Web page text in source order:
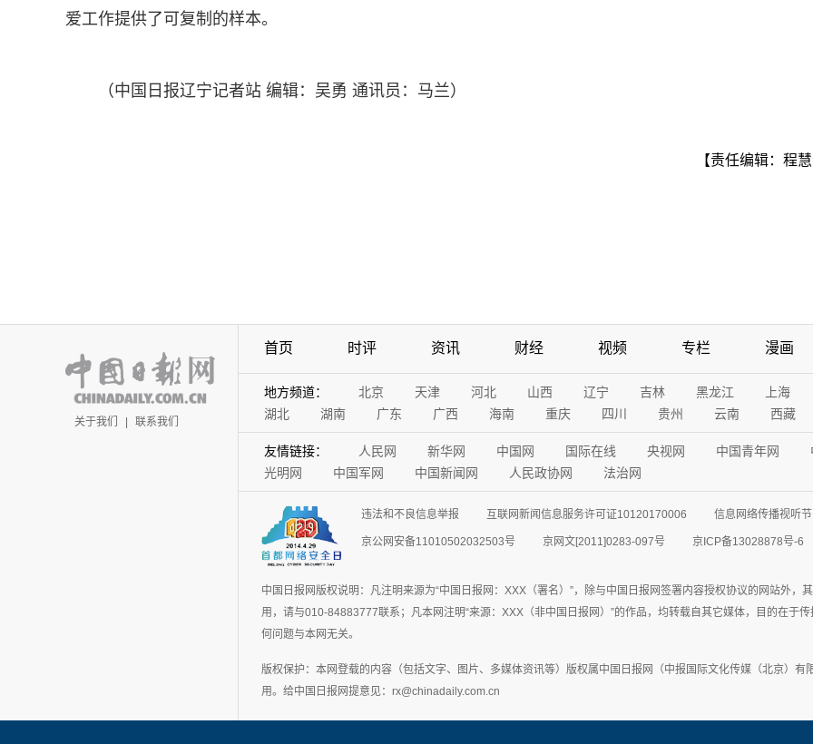
爱工作提供了可复制的样本。
（中国日报辽宁记者站 编辑：吴勇 通讯员：马兰）
【责任编辑：程慧
关于我们 | 联系我们
首页 时评 资讯 财经 视频 专栏 漫画
地方频道： 北京 天津 河北 山西 辽宁 吉林 黑龙江 上海
湖北
湖南 广东 广西 海南 重庆 四川 贵州 云南 西藏
友情链接： 人民网 新华网 中国网 国际在线 央视网 中国青年网
光明网
中国军网 中国新闻网 人民政协网 法治网
违法和不良信息举报 互联网新闻信息服务许可证10120170006 信息网络传播视听
京公网安备11010502032503号 京网文[2011]0283-097号 京ICP备13028878号-6
中国日报网版权说明：凡注明来源为“中国日报网：XXX（署名）”，除与中国日报网签署内容授权协议的网站外
用，请与010-84883777联系；凡本网注明“来源：XXX（非中国日报网）”的作品，均转载自其它媒体，目的在于
何问题与本网无关。
版权保护：本网登载的内容（包括文字、图片、多媒体资讯等）版权属中国日报网（中报国际文化传媒（北京）
用。给中国日报网提意见：rx@chinadaily.com.cn